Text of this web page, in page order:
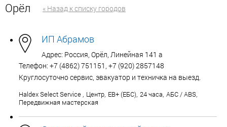
Орёл « Назад к списку городов
ИП Абрамов
Адрес: Россия, Орёл, Линейная 141 а
Телефон: +7 (4862) 751151, +7 (920) 2857148
Круглосуточно сервис, эвакуатор и техничка на выезд.
Haldex Select Service , Центр, EB+ (ЕБС), 24 часа, АБС / ABS,
Передвижная мастерская